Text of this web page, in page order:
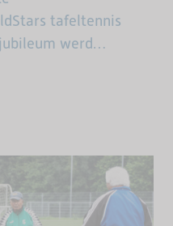
tafeltennis
werd